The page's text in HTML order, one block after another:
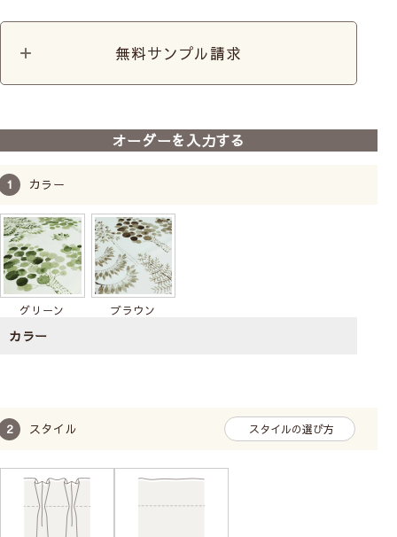
無料サンプル請求
オーダーを入力する
カラー
カラー
グリーン ブラウン
スタイル スタイルの選び方